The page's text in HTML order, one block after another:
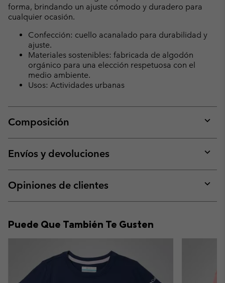
forma, brindando un ajuste cómodo y duradero para
cualquier ocasión.
Confección: cuello acanalado para durabilidad y
ajuste.
Materiales sostenibles: fabricada de algodón
orgánico para una elección respetuosa con el
medio ambiente.
Usos: Actividades urbanas
Composición
or
Envíos y devoluciones
or
Opiniones de clientes
or
Puede Que También Te Gusten